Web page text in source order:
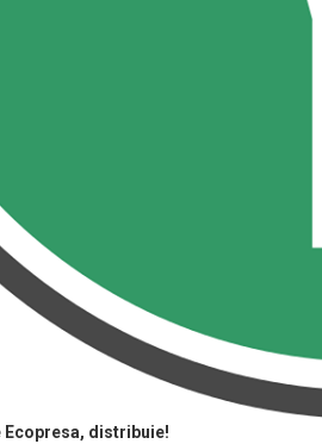
Ecopresa, distribuie!